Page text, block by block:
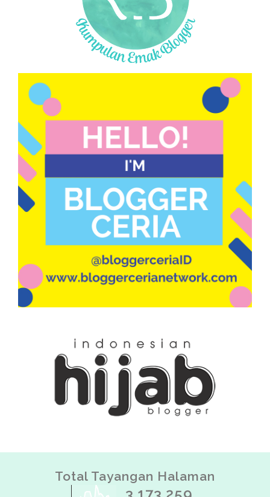
Total Tayangan Halaman